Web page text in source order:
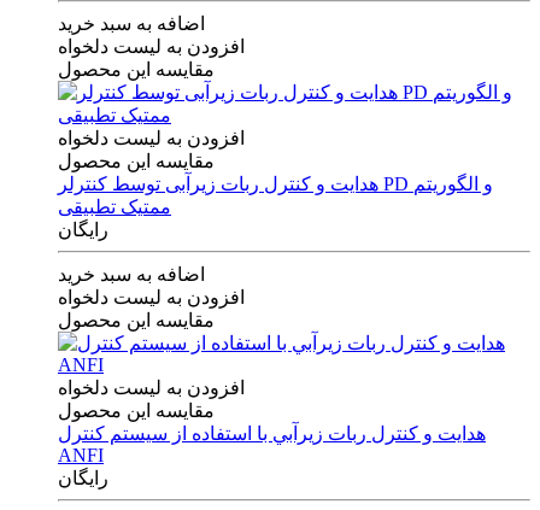
اضافه به سبد خرید
افزودن به لیست دلخواه
مقایسه این محصول
افزودن به لیست دلخواه
مقایسه این محصول
هدایت و کنترل ربات زیرآبی توسط کنترلر PD و الگوریتم
ممتیک تطبیقی
رایگان
اضافه به سبد خرید
افزودن به لیست دلخواه
مقایسه این محصول
افزودن به لیست دلخواه
مقایسه این محصول
هدايت و كنترل ربات زيرآبي با استفاده از سيستم كنترل
ANFI
رایگان